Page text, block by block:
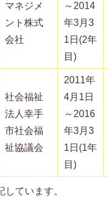
マネジメ
ント株式
会社
～2014
年3月3
1日(2年
目)
社会福祉
法人幸手
市社会福
祉協議会
2011年
4月1日
～2016
年3月3
1日(1年
目)
しています。